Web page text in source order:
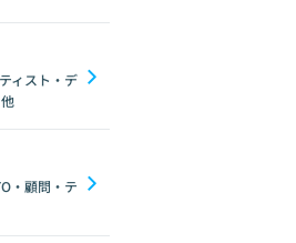
ィスト・デ
他
・顧問・テ